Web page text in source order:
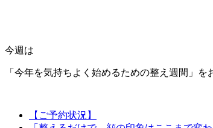
今週は
「今年を気持ちよく始めるための整え週間」を
【ご予約状況】